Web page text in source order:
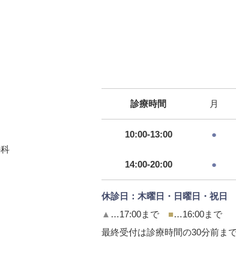
診療時間 月
10:00-13:00 ●
14:00-20:00 ●
休診日：木曜日・日曜日・祝日
▲ …17:00まで ■…16:00まで
最終受付は診療時間の30分前ま